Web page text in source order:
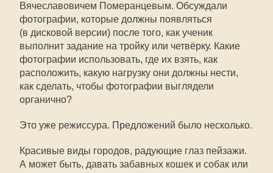
Вячеславовичем Померанцевым. Обсуждали
фотографии, которые должны появляться
(в дисковой версии) после того, как ученик
выполнит задание на тройку или четвёрку. Какие
фотографии использовать, где их взять, как
расположить, какую нагрузку они должны нести,
как сделать, чтобы фотографии выглядели
органично?
Это уже режиссура. Предложений было несколько.
Красивые виды городов, радующие глаз пейзажи.
А может быть, давать забавных кошек и собак или